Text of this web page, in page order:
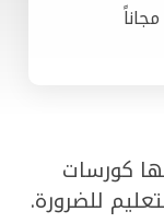
كورسات
للضرورة.